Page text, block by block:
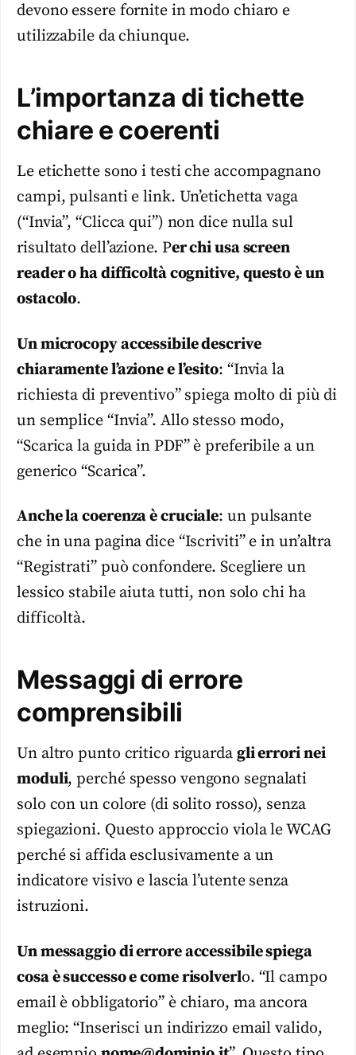
devono essere fornite in modo chiaro e
utilizzabile da chiunque.
L’importanza di tichette
chiare e coerenti
Le etichette sono i testi che accompagnano
campi, pulsanti e link. Un’etichetta vaga
(“Invia”, “Clicca qui”) non dice nulla sul
risultato dell’azione. Per chi usa screen
reader o ha difficoltà cognitive, questo è un
ostacolo.
Un microcopy accessibile descrive
chiaramente l’azione e l’esito: “Invia la
richiesta di preventivo” spiega molto di più di
un semplice “Invia”. Allo stesso modo,
“Scarica la guida in PDF” è preferibile a un
generico “Scarica”.
Anche la coerenza è cruciale: un pulsante
che in una pagina dice “Iscriviti” e in un’altra
“Registrati” può confondere. Scegliere un
lessico stabile aiuta tutti, non solo chi ha
difficoltà.
Messaggi di errore
comprensibili
Un altro punto critico riguarda gli errori nei
moduli, perché spesso vengono segnalati
solo con un colore (di solito rosso), senza
spiegazioni. Questo approccio viola le WCAG
perché si affida esclusivamente a un
indicatore visivo e lascia l’utente senza
istruzioni.
Un messaggio di errore accessibile spiega
cosa è successo e come risolverlo. “Il campo
email è obbligatorio” è chiaro, ma ancora
meglio: “Inserisci un indirizzo email valido,